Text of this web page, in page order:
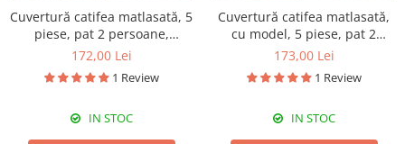
Cuvertură catifea matlasată, 5
piese, pat 2 persoane,
220x240 cm, CC13
172,00 Lei
1 Review
IN STOC
Cuvertură catifea matlasată,
cu model, 5 piese, pat 2
persoane, 230x250 cm, CM31
173,00 Lei
1 Review
IN STOC